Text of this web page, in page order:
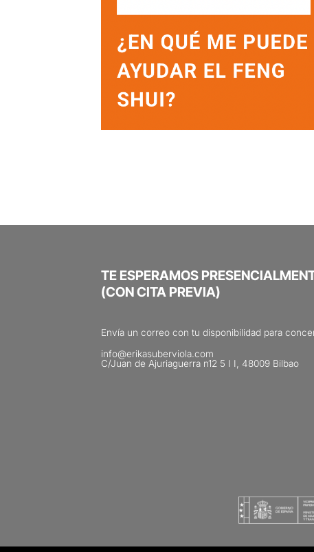
TE ESPERAMOS
(CON CITA PREVIA)
Envía un correo con tu disponibilidad para
info@erikasuberviola.com
C/Juan de Ajuriaguerra n12 5 I I, 48009 Bilbao